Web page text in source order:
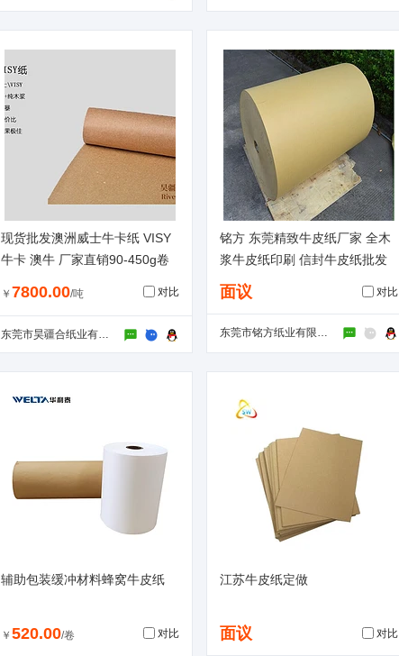
现货批发澳洲威士牛卡纸 VISY
牛卡 澳牛 厂家直销90-450g卷
￥ 7800.00/吨 对比
东莞市昊疆合纸业有限公司
铭方 东莞精致牛皮纸厂家 全木
浆牛皮纸印刷 信封牛皮纸批发
面议 对比
东莞市铭方纸业有限公司
辅助包装缓冲材料蜂窝牛皮纸
￥ 520.00/卷 对比
江苏牛皮纸定做
面议 对比